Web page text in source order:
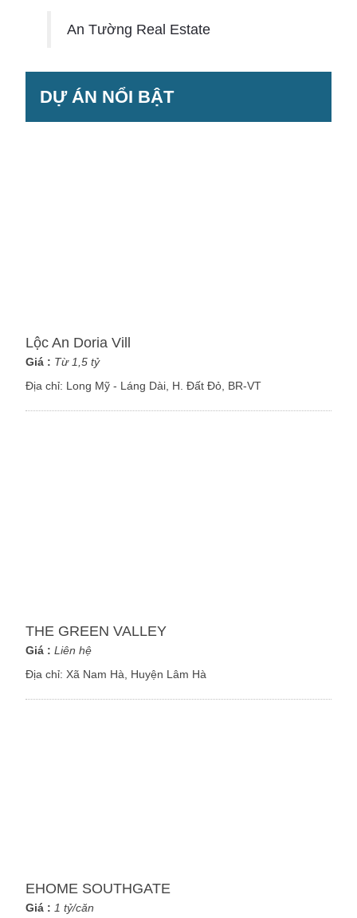
An Tường Real Estate
DỰ ÁN NỔI BẬT
Lộc An Doria Vill
Giá : Từ 1,5 tỷ
Địa chỉ:
Long Mỹ - Láng Dài, H. Đất Đỏ, BR-VT
THE GREEN VALLEY
Giá : Liên hệ
Địa chỉ:Xã Nam Hà, Huyện Lâm Hà
EHOME SOUTHGATE
Giá : 1 tỷ/căn